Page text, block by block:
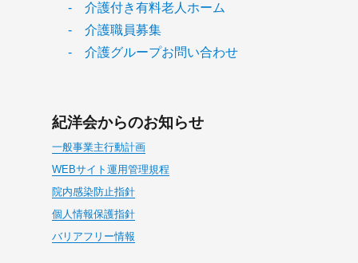
- 介護付き有料老人ホーム
- 介護職員募集
- 介護グループお問い合わせ
紀洋会からのお知らせ
一般事業主行動計画
WEBサイト運用管理規程
院内感染防止指針
個人情報保護指針
バリアフリー情報